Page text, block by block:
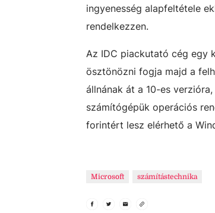
ingyenesség alapfeltétele
rendelkezzen.
Az IDC piackutató cég egy
ösztönözni fogja majd a
állnának át a 10-es
számítógépük operációs
forintért lesz elérhető a
Microsoft számítástechnika